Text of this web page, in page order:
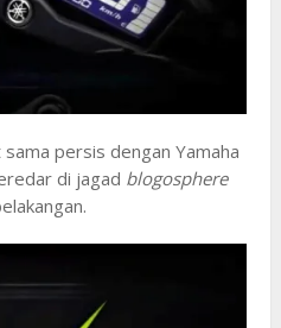
persis dengan Yamaha
di jagad blogosphere